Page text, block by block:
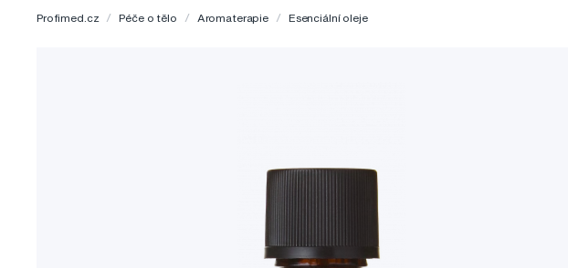
Profimed.cz Péče o tělo Aromaterapie Esenciální oleje